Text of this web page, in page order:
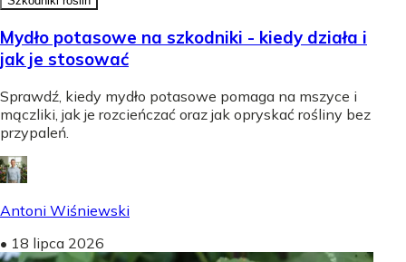
Mydło potasowe na szkodniki - kiedy działa i
jak je stosować
Sprawdź, kiedy mydło potasowe pomaga na mszyce i
mączliki, jak je rozcieńczać oraz jak opryskać rośliny bez
przypaleń.
Antoni Wiśniewski
• 18 lipca 2026